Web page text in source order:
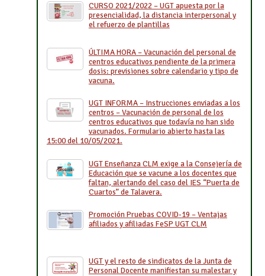
CURSO 2021/2022 – UGT apuesta por la
presencialidad, la distancia interpersonal y
el refuerzo de plantillas
ÚLTIMA HORA – Vacunación del personal de
centros educativos pendiente de la primera
dosis: previsiones sobre calendario y tipo de
vacuna.
UGT INFORMA – Instrucciones enviadas a los
centros – Vacunación de personal de los
centros educativos que todavía no han sido
vacunados. Formulario abierto hasta las
15:00 del 10/05/2021.
UGT Enseñanza CLM exige a la Consejería de
Educación que se vacune a los docentes que
faltan, alertando del caso del IES “Puerta de
Cuartos” de Talavera.
Promoción Pruebas COVID-19 – Ventajas
afiliados y afiliadas FeSP UGT CLM
UGT y el resto de sindicatos de la Junta de
Personal Docente manifiestan su malestar y